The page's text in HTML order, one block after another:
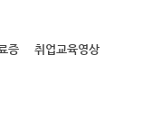
증 취업교육영상